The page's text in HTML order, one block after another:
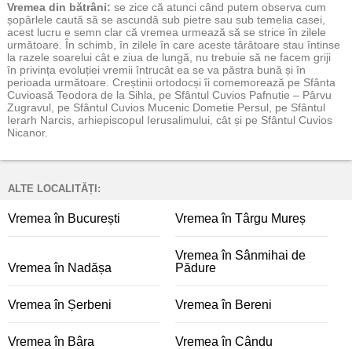
Vremea din bătrâni: se zice că atunci când putem observa cum
șopârlele caută să se ascundă sub pietre sau sub temelia casei,
acest lucru e semn clar că vremea urmează să se strice în zilele
următoare. În schimb, în zilele în care aceste târâtoare stau întinse
la razele soarelui cât e ziua de lungă, nu trebuie să ne facem griji
în privința evoluției vremii întrucât ea se va păstra bună și în
perioada următoare. Creștinii ortodocși îi comemorează pe Sfânta
Cuvioasă Teodora de la Sihla, pe Sfântul Cuvios Pafnutie – Pârvu
Zugravul, pe Sfântul Cuvios Mucenic Dometie Persul, pe Sfântul
Ierarh Narcis, arhiepiscopul Ierusalimului, cât și pe Sfântul Cuvios
Nicanor.
ALTE LOCALITĂȚI:
Vremea în București Vremea în Târgu Mureș
Vremea în Nadășa
Vremea în Sânmihai de
Pădure
Vremea în Șerbeni Vremea în Bereni
Vremea în Bâra Vremea în Cându